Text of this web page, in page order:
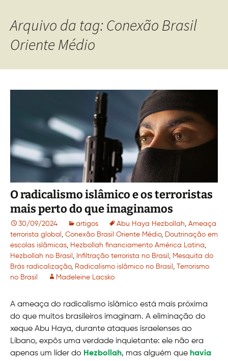
Arquivo da tag: Conexão Brasil
Oriente Médio
O radicalismo islâmico e os terroristas
mais perto do que imaginamos
30/09/2024 artigos Abu Haya Hezbollah, Ameaça
terrorista global , Conexão Brasil Oriente Médio, Doutrinação em
escolas islâmicas, Hezbollah financiamento América Latina,
Hezbollah no Brasil , Infiltração terrorista no Brasil , Mesquita do
Brás radicalização, Radicalismo islâmico no Brasil ,
Terrorismo
no Brasil
Madeleine Lacsko
A ameaça do radicalismo islâmico está mais próxima
do que muitos brasileiros imaginam. A eliminação do
xeque Abu Haya, durante ataques israelenses ao
Líbano, expôs uma verdade inquietante: ele não era
apenas um líder do Hezbollah, mas alguém que havia